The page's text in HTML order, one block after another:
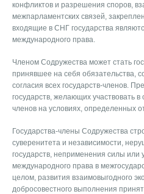
конфликтов и разрешения споров,
межпарламентских связей,
входящие в СНГ государства
международного права.
Членом Содружества может стать
принявшее на себя обязательства,
согласия всех государств-членов.
государств, желающих участвовать
членов на условиях, определенных
Государства-члены Содружества
суверенитета и независимости,
государств, неприменения силы или
международного права в
целом, развития взаимовыгодного
добросовестного выполнения